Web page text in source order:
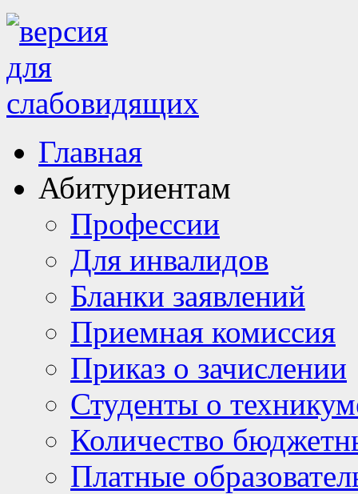
Главная
Абитуриентам
Профессии
Для инвалидов
Бланки заявлений
Приемная комиссия
Приказ о зачислении
Студенты о
Количество
Платные